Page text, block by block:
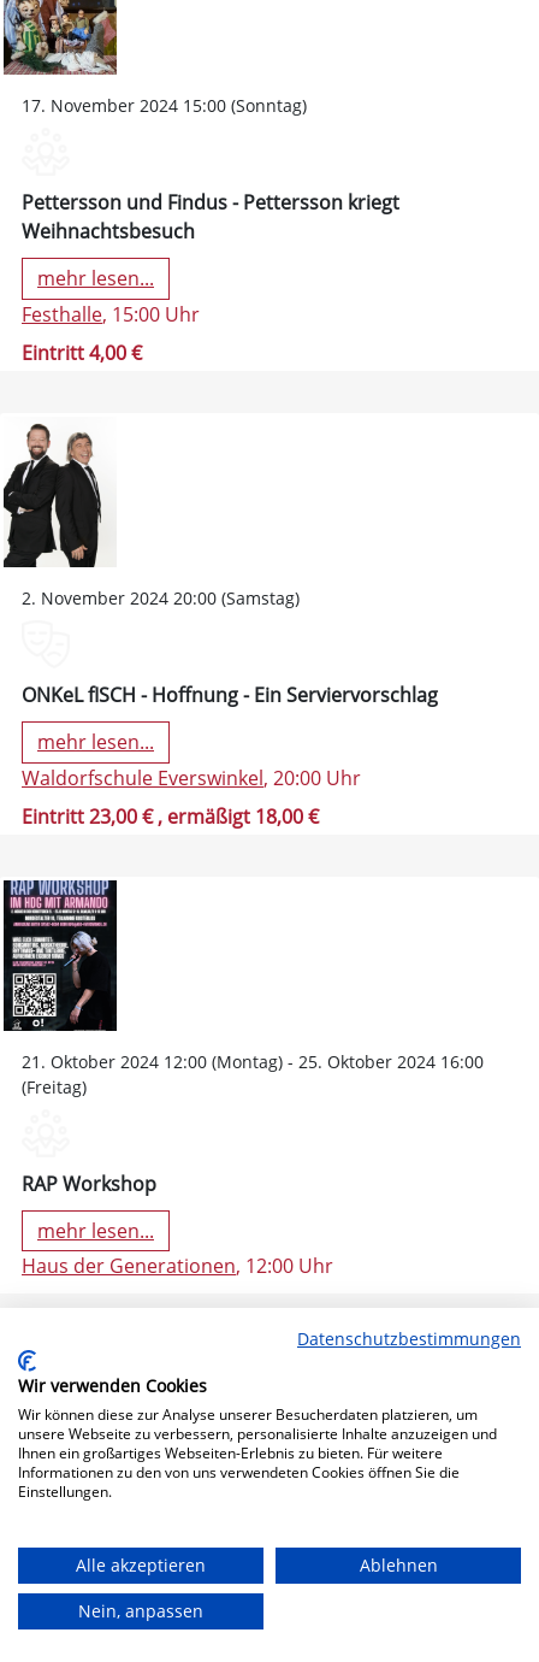
17. November 2024 15:00 (Sonntag)
Pettersson und Findus - Pettersson kriegt
Weihnachtsbesuch
mehr lesen...
Festhalle, 15:00 Uhr
Eintritt 4,00 €
2. November 2024 20:00 (Samstag)
ONKeL fISCH - Hoffnung - Ein Serviervorschlag
mehr lesen...
Waldorfschule Everswinkel, 20:00 Uhr
Eintritt 23,00 €, ermäßigt 18,00 €
21. Oktober 2024 12:00 (Montag) - 25. Oktober 2024 16:00
(Freitag)
RAP Workshop
mehr lesen...
Haus der Generationen, 12:00 Uhr
Bühne Frei!
Datenschutzbestimmungen
Wir verwenden Cookies
Wir können diese zur Analyse unserer Besucherdaten platzieren, um
unsere Webseite zu verbessern, personalisierte Inhalte anzuzeigen und
Ihnen ein großartiges Webseiten-Erlebnis zu bieten. Für weitere
Informationen zu den von uns verwendeten Cookies öffnen Sie die
Einstellungen.
Alle akzeptieren
Ablehnen
Nein, anpassen